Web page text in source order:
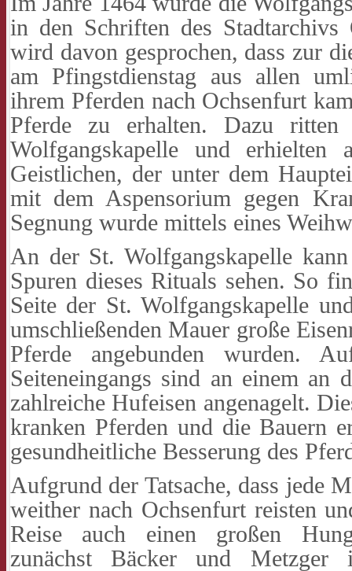
in den Schriften des
wird davon gesprochen, dass zur
am Pfingstdienstag aus allen
ihrem Pferden nach Ochsenfurt
Pferde zu erhalten. Dazu
Wolfgangskapelle und erhielten
Geistlichen, der unter dem
mit dem Aspensorium gegen
Segnung wurde mittels eines
An der St. Wolfgangskapelle
Spuren dieses Rituals sehen. So
Seite der St. Wolfgangskapelle
umschließenden Mauer große
Pferde angebunden wurden.
Seiteneingangs sind an einem an
zahlreiche Hufeisen angenagelt.
kranken Pferden und die Bauern
gesundheitliche Besserung des
Aufgrund der Tatsache, dass jede
weither nach Ochsenfurt reisten
Reise auch einen großen
zunächst Bäcker und